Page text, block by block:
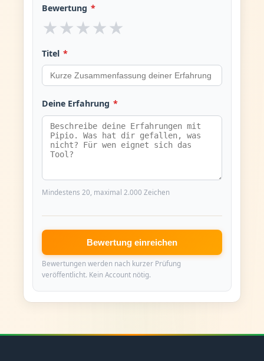
Bewertung *
★ ★ ★ ★ ★
Titel *
Deine Erfahrung *
Mindestens 20, maximal 2.000 Zeichen
Bewertung einreichen
Bewertungen werden nach kurzer Prüfung
veröffentlicht. Kein Account nötig.